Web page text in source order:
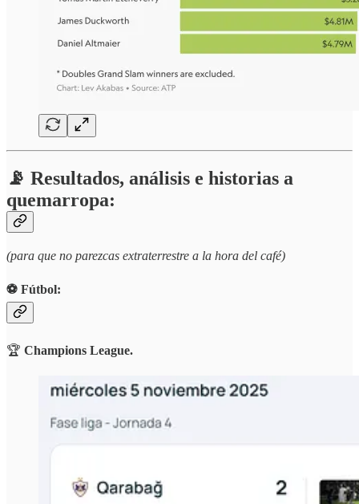
📡 Resultados, análisis e historias a
quemarropa:
(para que no parezcas extraterrestre a la hora del café)
⚽️ Fútbol:
🏆 Champions League.